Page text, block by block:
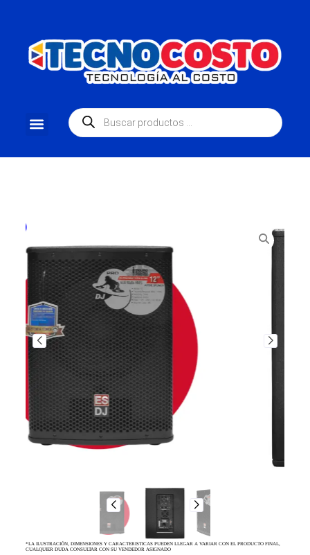
*LA ILUSTRACIÓN, DIMENSIONES Y CARACTERISTICAS PUEDEN LLEGAR A VARIAR CON EL PRODUCTO FINAL,
CUALQUIER DUDA CONSULTAR CON SU VENDEDOR ASIGNADO